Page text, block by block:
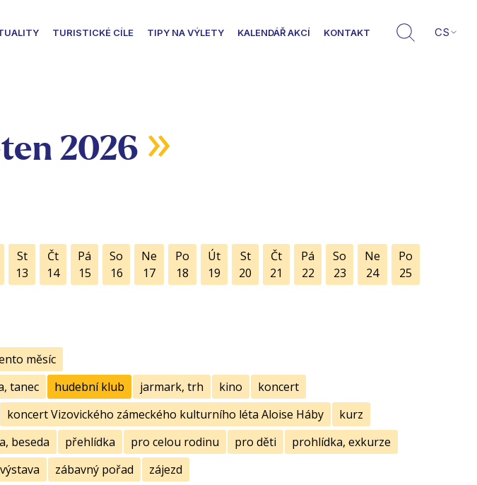
TURISTICKÉ CÍLE TIPY NA VÝLETY KALENDÁŘ AKCÍ KONTAKT CS
2026 »
St
13
Čt
14
Pá
15
So
16
Ne
17
Po
18
Út
19
St
20
Čt
21
Pá
22
So
23
Ne
24
Po
25
měsíc
tanec hudební klub jarmark, trh kino
koncert
koncert Vizovického zámeckého kulturního léta Aloise Háby
kurz
beseda přehlídka pro celou rodinu pro děti
prohlídka, exkurze
výstava zábavný pořad zájezd